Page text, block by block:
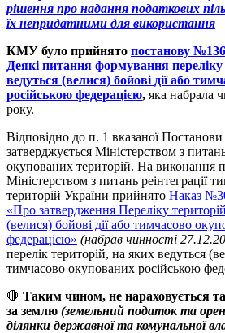
рішення про надання податкових
їх непридатними для використання
КМУ було прийнято постанову
Деякі питання формування
ведуться (велися) бойові дії або
російською федерацією, яка набрала
року.
Відповідно до п. 1 вказаної Постанови
затверджується Міністерством з
окупованих територій. На
Міністерством з питань реінтеграції
територій України прийнято Наказ
«Про затвердження Переліку
(велися) бойові дії або тимчасово
федерацією» (набрав чинності
перелік територій, на яких ведуться
тимчасово окупованих російською
🛑 Таким чином, не нараховується
за землю (земельний податок та
ділянки державної та комунальної